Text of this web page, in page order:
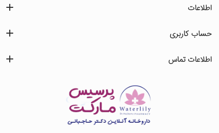
اطلاعات
حساب کاربری
اطلاعات تماس